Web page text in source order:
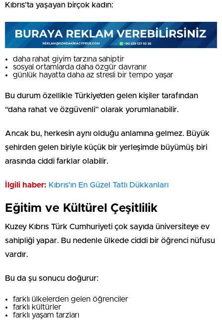
Kıbrıs’ta yaşayan birçok kadın:
daha rahat giyim tarzına sahiptir
sosyal ortamlarda daha özgür davranır
günlük hayatta daha az stresli bir tempo yaşar
Bu durum özellikle Türkiye’den gelen kişiler tarafından
“daha rahat ve özgüvenli” olarak yorumlanabilir.
Ancak bu, herkesin aynı olduğu anlamına gelmez. Büyük
şehirden gelen biriyle küçük bir yerleşimde büyümüş biri
arasında ciddi farklar olabilir.
İlgili haber: Kıbrıs’ın En Güzel Tatlı Dükkanları
Eğitim ve Kültürel Çeşitlilik
Kuzey Kıbrıs Türk Cumhuriyeti çok sayıda üniversiteye ev
sahipliği yapar. Bu nedenle ülkede ciddi bir öğrenci nüfusu
vardır.
Bu da şu sonucu doğurur:
farklı ülkelerden gelen öğrenciler
farklı kültürler
farklı yaşam tarzları